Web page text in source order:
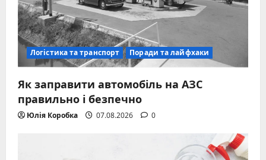
Логістика та транспорт Поради та лайфхаки
Як заправити автомобіль на АЗС
правильно і безпечно
Юлія Коробка 07.08.2026 0